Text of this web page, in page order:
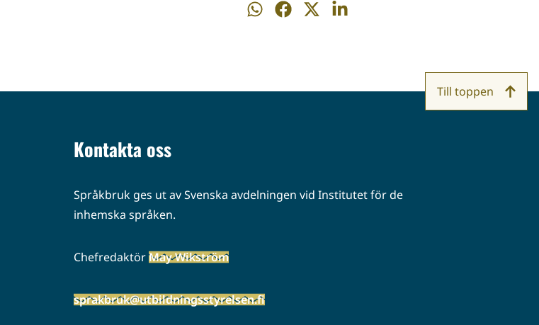
Dela
Dela
Dela
Dela
Kontakta oss
Språkbruk ges ut av Svenska avdelningen vid Institutet för de
inhemska språken.
ChefredaktörMay Wikström
sprakbruk@utbildningsstyrelsen.fi
Till toppen